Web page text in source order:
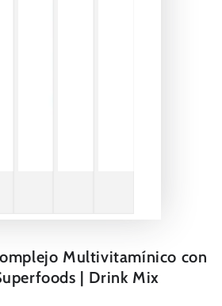
Multivitamínico con
| Drink Mix